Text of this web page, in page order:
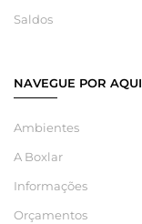
Saldos
NAVEGUE POR AQUI
Ambientes
A Boxlar
Informações
Orçamentos